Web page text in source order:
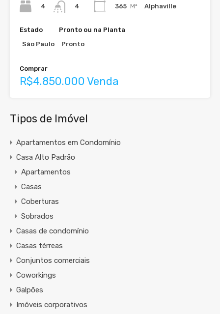
4
4
365 M²
Alphaville
Estado
São Paulo
Pronto ou na Planta
Pronto
Comprar
R$4.850.000 Venda
Tipos de Imóvel
Apartamentos em Condomínio
Casa Alto Padrão
Apartamentos
Casas
Coberturas
Sobrados
Casas de condomínio
Casas térreas
Conjuntos comerciais
Coworkings
Galpões
Imóveis corporativos